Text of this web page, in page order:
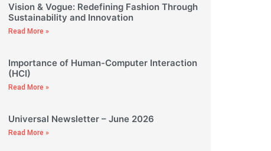
Vision & Vogue: Redefining Fashion Through
Sustainability and Innovation
Read More »
Importance of Human-Computer Interaction
(HCI)
Read More »
Universal Newsletter – June 2026
Read More »